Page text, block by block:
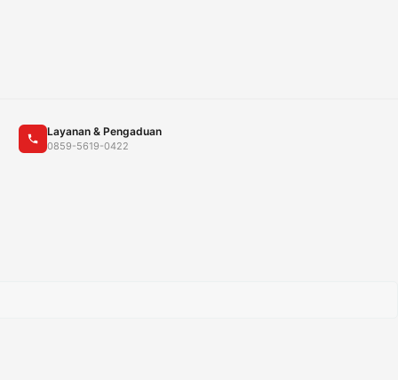
Layanan & Pengaduan
0859-5619-0422